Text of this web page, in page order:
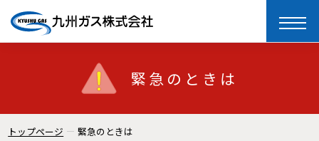
toggle
緊急のときは
トップページ 緊急のときは